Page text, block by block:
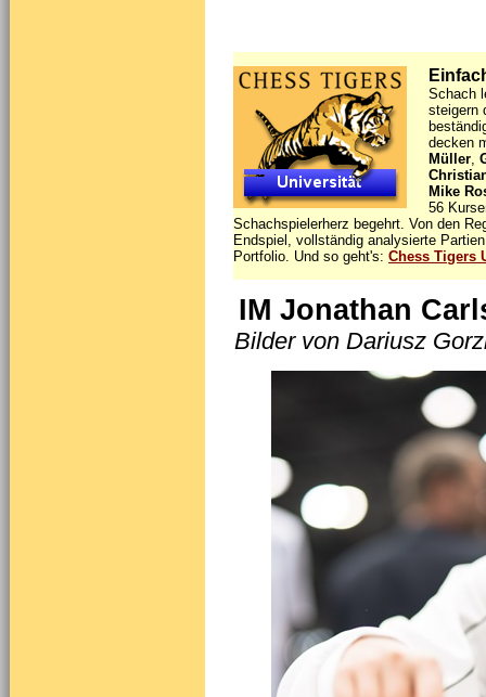
Schach
steigern
decken
Müller,
Mike
56
Schachspielerherz begehrt. Von den
Endspiel, vollständig analysierte
Portfolio. Und so geht's: Chess Tigers
IM Jonathan
Bilder von Dariusz